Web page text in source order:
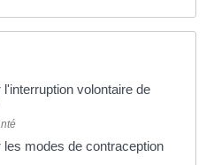
volontaire de
les modes de contraception